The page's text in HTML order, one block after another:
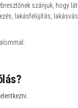
szánjuk, hogy
lakásfelújítás,